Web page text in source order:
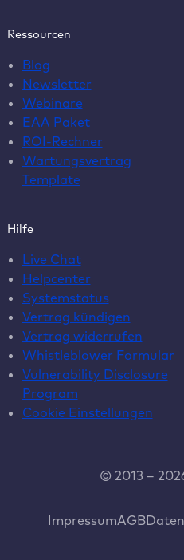
Ressourcen
Blog
Newsletter
Webinare
EAA Paket
ROI-Rechner
Wartungsvertrag
Template
Hilfe
Live Chat
Helpcenter
Systemstatus
Vertrag kündigen
Vertrag widerrufen
Whistleblower Formular
Vulnerability Disclosure
Program
Cookie Einstellungen
© 2013 –
ImpressumAGB